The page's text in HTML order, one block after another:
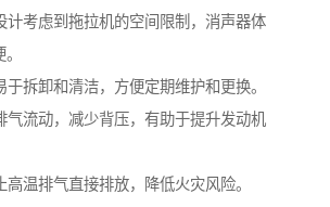
计考虑到拖拉机的空间限制，消声器体
于拆卸和清洁，方便定期维护和更换。
气流动，减少背压，有助于提升发动机
高温排气直接排放，降低火灾风险。